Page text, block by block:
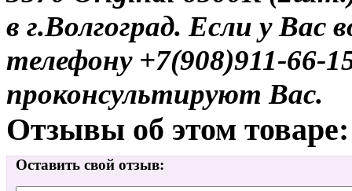
в г.Волгоград. Если у Вас
телефону +7(908)911-
проконсультируют Вас.
Отзывы об этом товаре:
Оставить свой отзыв: